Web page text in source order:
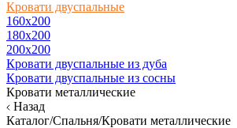
Кровати двуспальные
160х200
180x200
200x200
Кровати двуспальные из дуба
Кровати двуспальные из сосны
Кровати металлические
Назад
Каталог/Спальня/Кровати металлические